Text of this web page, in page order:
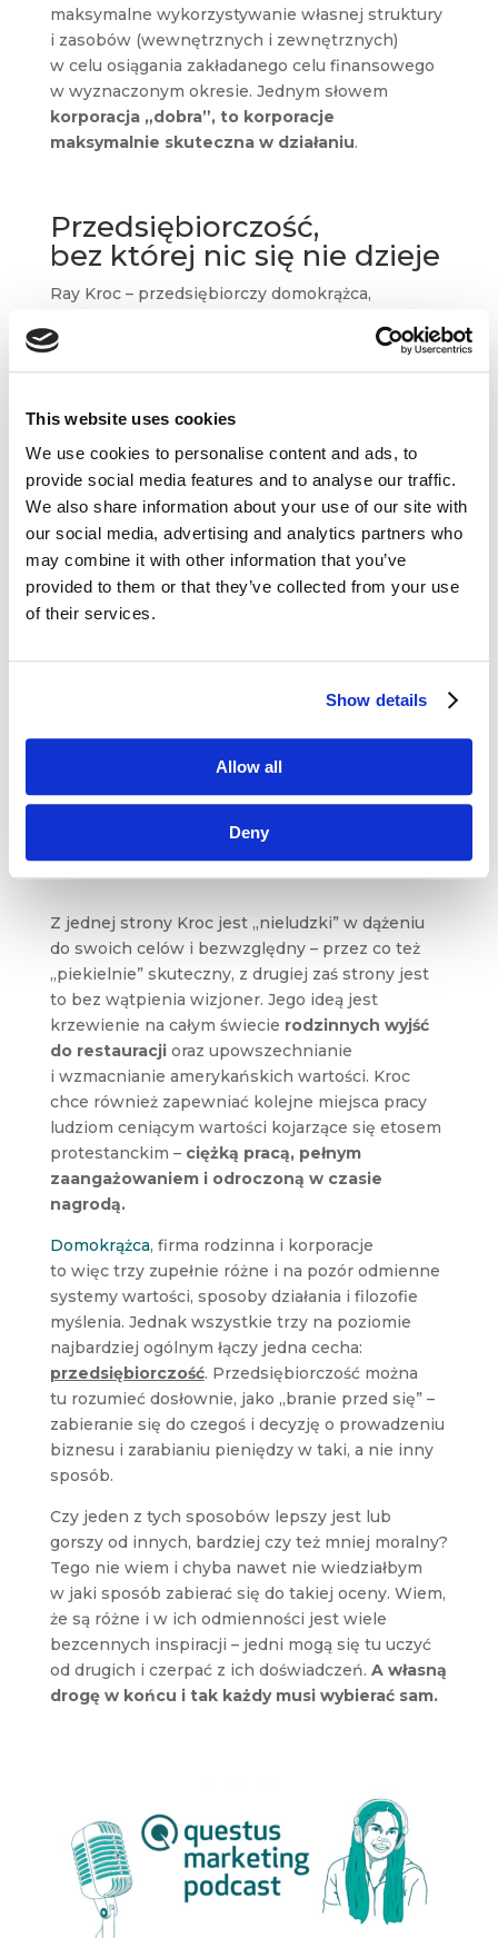
This website uses cookies
We use cookies to personalise content and ads, to
provide social media features and to analyse our traffic.
We also share information about your use of our site with
our social media, advertising and analytics partners who
may combine it with other information that you’ve
provided to them or that they’ve collected from your use
of their services.
Show details
Allow all
Deny
maksymalne wykorzystywanie własnej struktury
i zasobów (wewnętrznych i zewnętrznych)
w celu osiągania zakładanego celu finansowego
w wyznaczonym okresie. Jednym słowem
korporacja „dobra”, to korporacje
maksymalnie skuteczna w działaniu.
Przedsiębiorczość,
bez której nic się nie dzieje
Ray Kroc – przedsiębiorczy domokrążca,
(polemizować by można długo czy ją przejmuje,
czy odkupuje, kradnie, czy może rozwija?) zakłada
korporacje. Sama jego postać jak i charakter
działań mogą się od początku wydawać
kontrowersyjne i wywoływać ambiwalentny
odbiór.
lessons-we-can-learn-from-ray-kroc
Z jednej strony Kroc jest „nieludzki” w dążeniu
do swoich celów i bezwzględny – przez co też
„piekielnie” skuteczny, z drugiej zaś strony jest
to bez wątpienia wizjoner. Jego ideą jest
krzewienie na całym świecie rodzinnych wyjść
do restauracji oraz upowszechnianie
i wzmacnianie amerykańskich wartości. Kroc
chce również zapewniać kolejne miejsca pracy
ludziom ceniącym wartości kojarzące się etosem
protestanckim – ciężką pracą, pełnym
zaangażowaniem i odroczoną w czasie
nagrodą.
Domokrążca, firma rodzinna i korporacje
to więc trzy zupełnie różne i na pozór odmienne
systemy wartości, sposoby działania i filozofie
myślenia. Jednak wszystkie trzy na poziomie
najbardziej ogólnym łączy jedna cecha:
przedsiębiorczość. Przedsiębiorczość można
tu rozumieć dosłownie, jako „branie przed się” –
zabieranie się do czegoś i decyzję o prowadzeniu
biznesu i zarabianiu pieniędzy w taki, a nie inny
sposób.
Czy jeden z tych sposobów lepszy jest lub
gorszy od innych, bardziej czy też mniej moralny?
Tego nie wiem i chyba nawet nie wiedziałbym
w jaki sposób zabierać się do takiej oceny. Wiem,
że są różne i w ich odmienności jest wiele
bezcennych inspiracji – jedni mogą się tu uczyć
od drugich i czerpać z ich doświadczeń. A własną
drogę w końcu i tak każdy musi wybierać sam.